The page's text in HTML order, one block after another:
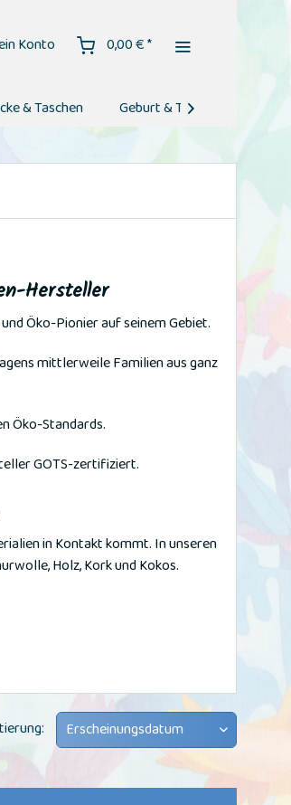
Konto 0,00 € *
& Taschen Geburt & Taufe

Hersteller
Öko-Pionier auf seinem Gebiet.
mittlerweile Familien aus ganz
Öko-Standards.
GOTS-zertifiziert.
in Kontakt kommt. In unseren
Holz, Kork und Kokos.